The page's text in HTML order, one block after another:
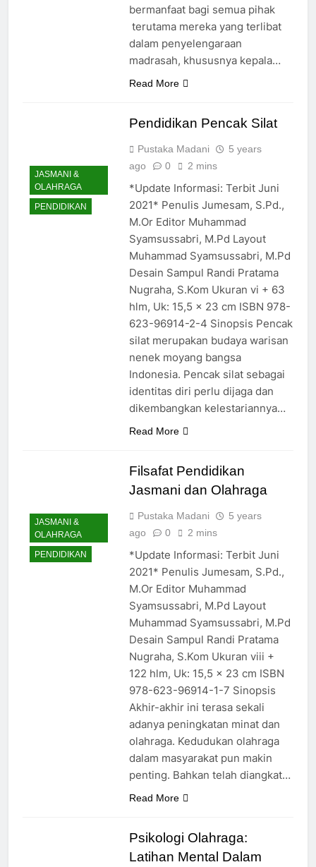
bermanfaat bagi semua pihak
terutama mereka yang terlibat
dalam penyelengaraan
madrasah, khususnya kepala…
Read More
JASMANI &
OLAHRAGA
PENDIDIKAN
Pendidikan Pencak Silat
Pustaka Madani
5 years
ago
0 2 mins
*Update Informasi: Terbit Juni
2021* Penulis Jumesam, S.Pd.,
M.Or Editor Muhammad
Syamsussabri, M.Pd Layout
Muhammad Syamsussabri, M.Pd
Desain Sampul Randi Pratama
Nugraha, S.Kom Ukuran vi + 63
hlm, Uk: 15,5 x 23 cm ISBN 978-
623-96914-2-4 Sinopsis Pencak
silat merupakan budaya warisan
nenek moyang bangsa
Indonesia. Pencak silat sebagai
identitas diri perlu dijaga dan
dikembangkan kelestariannya…
Read More
JASMANI &
OLAHRAGA
PENDIDIKAN
Filsafat Pendidikan
Jasmani dan Olahraga
Pustaka Madani
5 years
ago
0 2 mins
*Update Informasi: Terbit Juni
2021* Penulis Jumesam, S.Pd.,
M.Or Editor Muhammad
Syamsussabri, M.Pd Layout
Muhammad Syamsussabri, M.Pd
Desain Sampul Randi Pratama
Nugraha, S.Kom Ukuran viii +
122 hlm, Uk: 15,5 x 23 cm ISBN
978-623-96914-1-7 Sinopsis
Akhir-akhir ini terasa sekali
adanya peningkatan minat dan
olahraga. Kedudukan olahraga
dalam masyarakat pun makin
penting. Bahkan telah diangkat…
Read More
Psikologi Olahraga:
Latihan Mental Dalam